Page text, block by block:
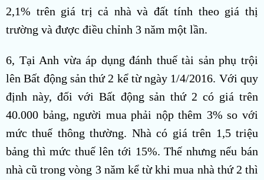
2,1% trên giá trị cả nhà và đất tính theo giá thị
trường và được điều chỉnh 3 năm một lần.
6, Tại Anh vừa áp dụng đánh thuế tài sản phụ trội
lên Bất động sản thứ 2 kể từ ngày 1/4/2016. Với quy
định này, đối với Bất động sản thứ 2 có giá trên
40.000 bảng, người mua phải nộp thêm 3% so với
mức thuế thông thường. Nhà có giá trên 1,5 triệu
bảng thì mức thuế lên tới 15%. Thế nhưng nếu bán
nhà cũ trong vòng 3 năm kể từ khi mua nhà thứ 2 thì